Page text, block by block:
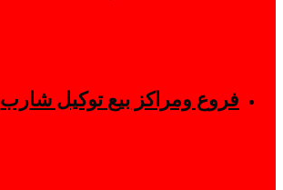
فروع ومراكز بيع توكيل شارب